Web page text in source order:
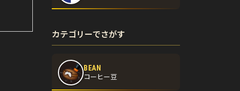
カテゴリーでさがす
BEAN
コーヒー豆